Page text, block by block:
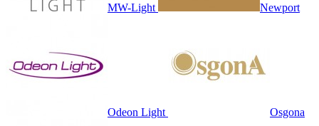
MW-Light Newport
Odeon Light Osgona